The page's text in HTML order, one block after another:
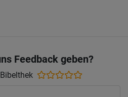
Feedback geben?